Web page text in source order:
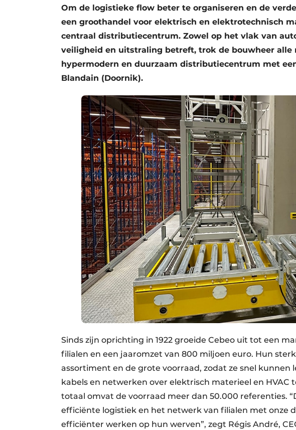
Aanmelden
Bedrijven
Bedrijven
Contact
Om de logistieke flow beter te organiseren en de
een groothandel voor elektrisch en elektrotechnisch
centraal distributiecentrum. Zowel op het vlak van
veiligheid en uitstraling betreft, trok de bouwheer alle
hypermodern en duurzaam distributiecentrum met
Blandain (Doornik).
Sinds zijn oprichting in 1922 groeide Cebeo uit tot een
filialen en een jaaromzet van 800 miljoen euro. Hun
assortiment en de grote voorraad, zodat ze snel kunnen
kabels en netwerken over elektrisch materieel en HVAC
totaal omvat de voorraad meer dan 50.000 referenties.
efficiënte logistiek en het netwerk van filialen met onze
efficiënter werken op hun werven”, zegt Régis André,